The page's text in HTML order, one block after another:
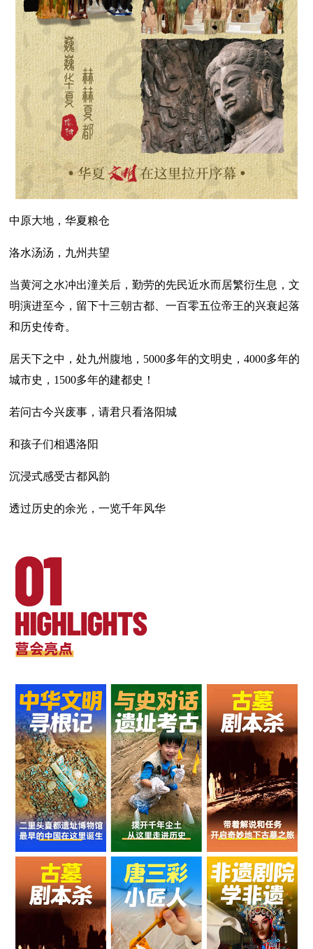
中原大地，华夏粮仓
洛水汤汤，九州共望
当黄河之水冲出潼关后，勤劳的先民近水而居繁衍生息，文
明演进至今，留下十三朝古都、一百零五位帝王的兴衰起落
和历史传奇。
居天下之中，处九州腹地，5000多年的文明史，4000多年的
城市史，1500多年的建都史！
若问古今兴废事，请君只看洛阳城
和孩子们相遇洛阳
沉浸式感受古都风韵
透过历史的余光，一览千年风华